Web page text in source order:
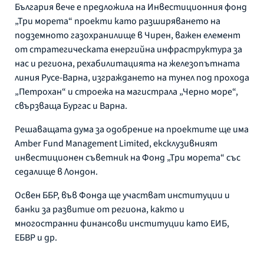
България вече е предложила на Инвестиционния фонд
„Три морета“ проекти като разширяването на
подземното газохранилище в Чирен, важен елемент
от стратегическата енергийна инфраструктура за
нас и региона, рехабилитацията на железопътната
линия Русе-Варна, изграждането на тунел под прохода
„Петрохан“ и строежа на магистрала „Черно море“,
свързваща Бургас и Варна.
Решаващата дума за одобрение на проектите ще има
Amber Fund Management Limited, ексклузивният
инвестиционен съветник на Фонд „Три морета“ със
седалище в Лондон.
Освен ББР, във Фонда ще участват институции и
банки за развитие от региона, както и
многостранни финансови институции като ЕИБ,
ЕБВР и др.